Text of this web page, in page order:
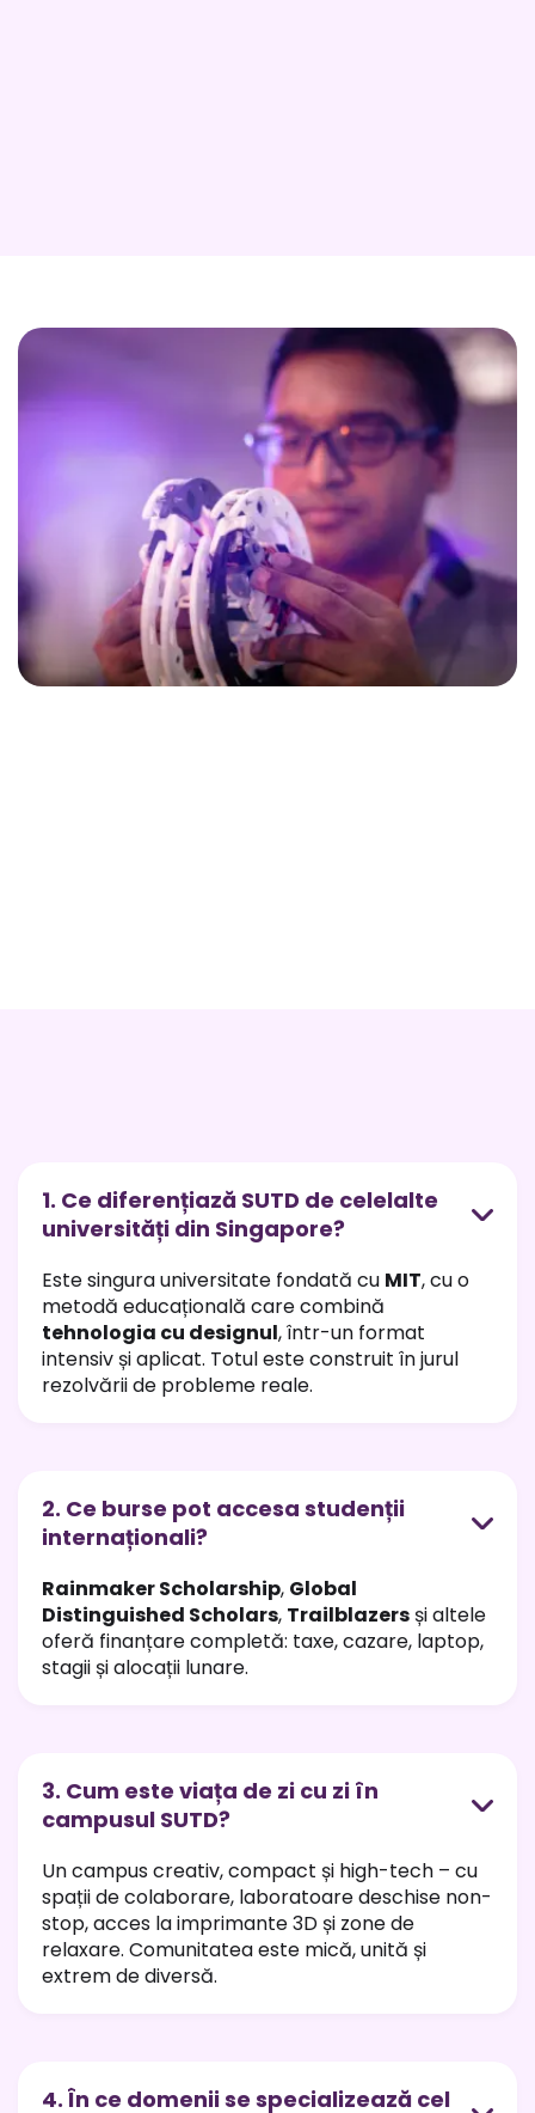
1. Ce diferențiază SUTD de celelalte
universități din Singapore?
Este singura universitate fondată cu MIT, cu o
metodă educațională care combină
tehnologia cu designul, într-un format
intensiv și aplicat. Totul este construit în jurul
rezolvării de probleme reale.
2. Ce burse pot accesa studenții
internaționali?
Rainmaker Scholarship, Global
Distinguished Scholars, Trailblazersși altele
oferă finanțare completă: taxe, cazare, laptop,
stagii și alocații lunare.
3. Cum este viața de zi cu zi în
campusul SUTD?
Un campus creativ, compact și high-tech – cu
spații de colaborare, laboratoare deschise non-
stop, acces la imprimante 3D și zone de
relaxare. Comunitatea este mică, unită și
extrem de diversă.
4. În ce domenii se specializează cel